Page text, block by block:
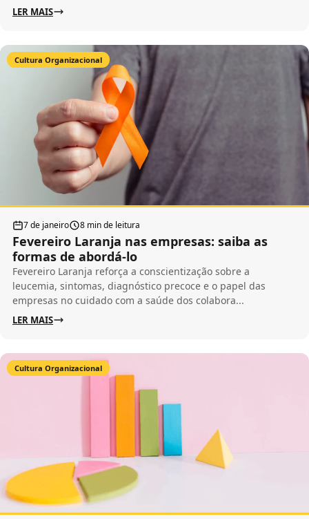
LER MAIS
Cultura Organizacional
7 de janeiro 8 min de leitura
Fevereiro Laranja nas empresas: saiba as
formas de abordá-lo
Fevereiro Laranja reforça a conscientização sobre a
leucemia, sintomas, diagnóstico precoce e o papel das
empresas no cuidado com a saúde dos colabora...
LER MAIS
Cultura Organizacional